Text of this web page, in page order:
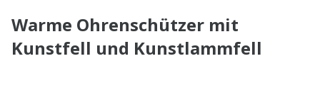
Warme Ohrenschützer mit
Kunstfell und Kunstlammfell